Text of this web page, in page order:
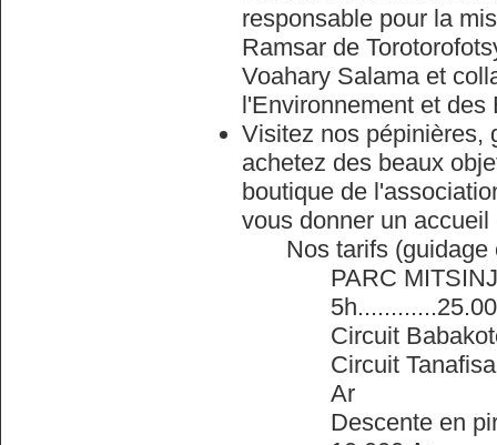
responsable pour la
Ramsar de
Voahary Salama et
l'Environnement et des
Visitez nos pépinières,
achetez des beaux
boutique de
vous donner un
Nos tarifs (guidage
PARC
Circuit
Circuit
Ar
Descente en